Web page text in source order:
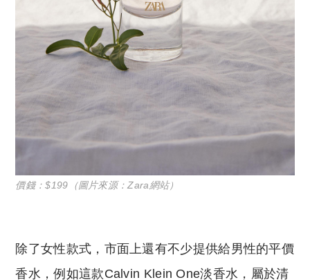
價錢：$199（圖片來源：Zara網站）
除了女性款式，市面上還有不少提供給男性的平價
香水，例如這款Calvin Klein One淡香水，屬於清